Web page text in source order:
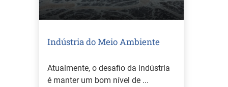
Indústria do Meio Ambiente
Atualmente, o desafio da indústria
é manter um bom nível de ...